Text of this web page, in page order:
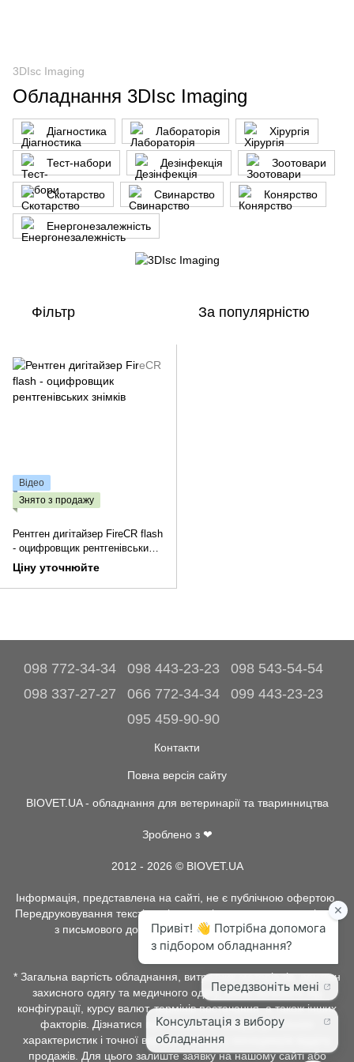
3DIsc Imaging
Обладнання 3DIsc Imaging
Діагностика Лабораторія Хірургія
Тест-набори Дезінфекція Зоотовари
Скотарство Свинарство Конярство
Енергонезалежність
Фільтр За популярністю
Відео
Знято з продажу
Рентген дигітайзер FireCR flash
- оцифровщик рентгенівських
знімків
Ціну уточнюйте
098 772-34-34 098 443-23-23
098 543-54-54
098 337-27-27
066 772-34-34
099 443-23-23
095 459-90-90
Контакти
Повна версія сайту
BIOVET.UA - обладнання для ветеринарії та тваринництва
Зроблено з ❤
2012 - 2026 © BIOVET.UA
Інформація, представлена на сайті, не є публічною офертою.
Передруковування текстів та інше копіювання, можливо тільки
з письмового дозволу адміністрації BIOVET.UA.
* Загальна вартість обладнання, витратних матеріалів, рентген
захисного одягу та медичного одягу, може залежати від
конфігурації, курсу валют, термінів постачання, а також інших
факторів. Дізнатися про наявність товару, детальних
характеристик і точної вартості можна у менеджерів відділу
продажів. Для цього залиште заявку на нашому сайті або